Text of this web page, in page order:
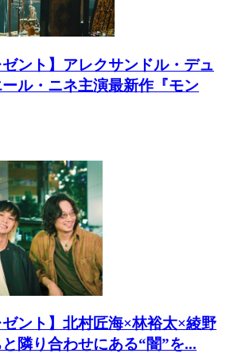
ゼント】アレクサンドル・デュ
ル・ニネ主演最新作『モン
ゼント】北村匠海×林裕太×綾野
隣り合わせにある“闇”を...